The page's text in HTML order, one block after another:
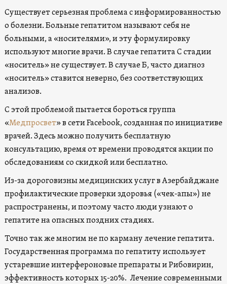
Существует серьезная проблема с информированностью
о болезни. Больные гепатитом называют себя не
больными, а «носителями», и эту формулировку
используют многие врачи. В случае гепатита С стадии
«носитель» не существует. В случае Б, часто диагноз
«носитель» ставится неверно, без соответствующих
анализов.
С этой проблемой пытается бороться группа
«Медпросвет» в сети Facebook, созданная по инициативе
врачей. Здесь можно получить бесплатную
консультацию, время от времени проводятся акции по
обследованиям со скидкой или бесплатно.
Из-за дороговизны медицинских услуг в Азербайджане
профилактические проверки здоровья («чек-апы») не
распространены, и поэтому часто люди узнают о
гепатите на опасных поздних стадиях.
Точно так же многим не по карману лечение гепатита.
Государственная программа по гепатиту использует
устаревшие интерфероновые препараты и Рибовирин,
эффективность которых 15-20%. Лечение современными